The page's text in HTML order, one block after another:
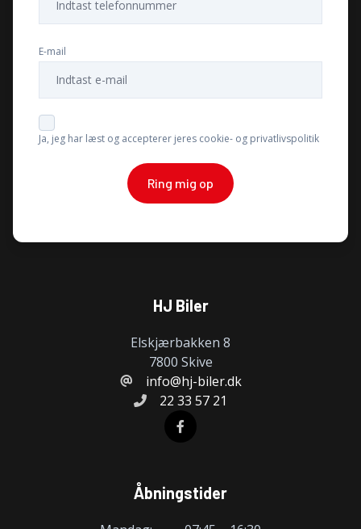
Sædevarme
E-mail
Ja, jeg har læst og accepterer jeres cookie- og privatlivspolitik
Ring mig op
HJ Biler
Elskjærbakken 8
7800 Skive
info@hj-biler.dk
22 33 57 21
Åbningstider